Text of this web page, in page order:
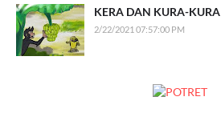
KERA DAN KURA-KURA
2/22/2021 07:57:00 PM